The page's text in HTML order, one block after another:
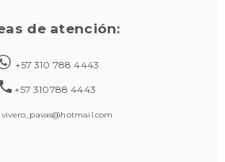
de atención:
+57 310 788 4443
+57 310788 4443
vivero_pavas@hotmail.com